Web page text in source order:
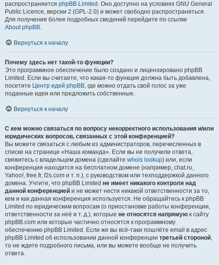
распространяется phpBB Limited . Оно доступно на условиях GNU General
Public Licence, версии 2 (GPL-2.0) и может свободно распространяться.
Для получения более подробных сведений перейдите по ссылке
About phpBB.
Вернуться к началу
Почему здесь нет такой-то функции?
Это программное обеспечение было создано и лицензировано phpBB
Limited. Если вы считаете, что какая-то функция должна быть добавлена,
посетите Центр идей phpBB, где можно отдать свой голос за уже
поданные идеи или предложить собственные.
Вернуться к началу
С кем можно связаться по вопросу некорректного использования и/или
юридических вопросов, связанных с этой конференцией?
Вы можете связаться с любым из администраторов, перечисленных в
списке на странице «Наша команда». Если вы не получили ответа,
свяжитесь с владельцем домена (сделайте whois lookup) или, если
конференция находится на бесплатном домене (например, chat.ru,
Yahoo!, free.fr, f2s.com и т. п.), с руководством или техподдержкой данного
домена. Учтите, что phpBB Limited не имеет никакого контроля над
данной конференцией и не может нести никакой ответственности за то,
кем и как данная конференция используется. Не обращайтесь к phpBB
Limited по юридическим вопросам (о приостановке работы конференции,
ответственности за неё и т. д.), которые не относятся напрямую к сайту
phpBB.com или которые частично относятся к программному
обеспечению phpBB Limited. Если же вы всё-таки пошлёте email в адрес
phpBB Limited об использовании данной конференции третьей стороной,
то не ждите подробного письма, или вы можете вообще не получить
ответа.